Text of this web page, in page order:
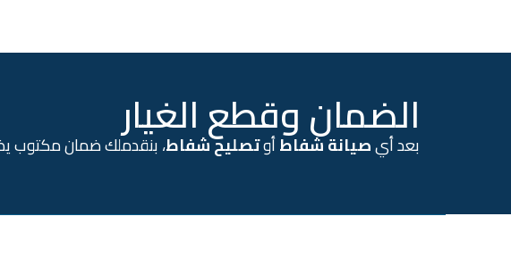
الضمان وقطع الغيار
بعد أيصيانة شفاطأوتصليح شفاط، بنقدملك ضمان مكتوب يضمنلك